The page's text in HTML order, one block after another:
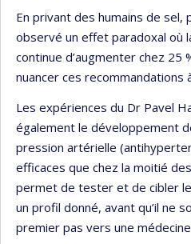
En privant des humains de sel,
observé un effet paradoxal où
continue d’augmenter chez 25
nuancer ces recommandations
Les expériences du Dr Pavel
également le développement
pression artérielle
efficaces que chez la moitié
permet de tester et de cibler
un profil donné, avant qu’il ne
premier pas vers une